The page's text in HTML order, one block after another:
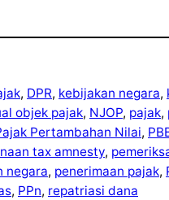
, DPR, kebijakan negara,
objek pajak, NJOP, pajak,
Pertambahan Nilai,
tax amnesty,
negara, penerimaan pajak,
, PPn, repatriasi dana